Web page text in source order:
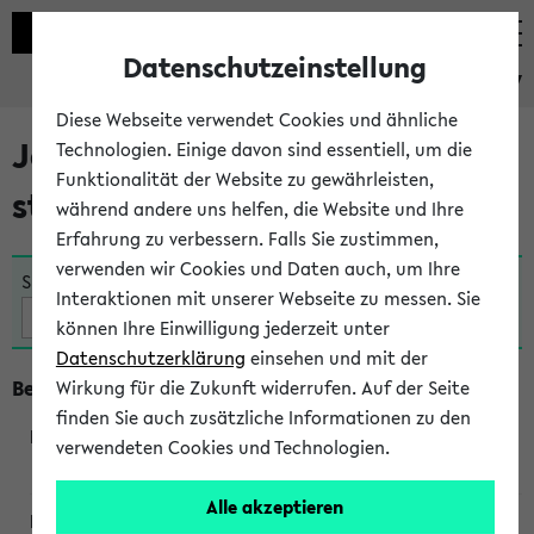
eKVV
Jetzt und in Kürze
stattfindende Veranstaltungen
Suche:
Beginn um 16 Uhr
Datenschutzeinstellung
Diese Webseite verwendet Cookies und ähnliche
Technologien. Einige davon sind essentiell, um die
Funktionalität der Website zu gewährleisten,
während andere uns helfen, die Website und Ihre
Erfahrung zu verbessern. Falls Sie zustimmen,
verwenden wir Cookies und Daten auch, um Ihre
Interaktionen mit unserer Webseite zu messen. Sie
können Ihre Einwilligung jederzeit unter
Datenschutzerklärung einsehen und mit der
Wirkung für die Zukunft widerrufen. Auf der Seite
finden Sie auch zusätzliche Informationen zu den
verwendeten Cookies und Technologien.
Alle akzeptieren